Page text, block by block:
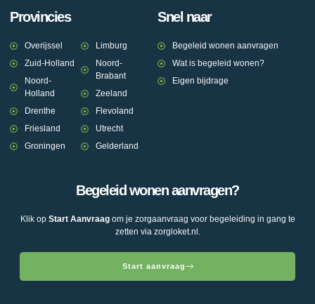
Provincies
Overijssel
Zuid-Holland
Noord-
Holland
Drenthe
Friesland
Groningen
Limburg
Noord-
Brabant
Zeeland
Flevoland
Utrecht
Gelderland
Snel naar
Begeleid wonen aanvragen
Wat is begeleid wonen?
Eigen bijdrage
Begeleid wonen aanvragen?
Klik op Start Aanvraagom je zorgaanvraag voor begeleiding in gang te
zetten via zorgloket.nl.
Start aanvraag